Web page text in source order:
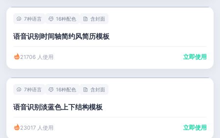
7种语言 16种配色 含封面
语音识别时间轴简约风简历模板
21706 人使用 立即使用
7种语言 16种配色 含封面
语音识别淡蓝色上下结构模板
23017 人使用 立即使用